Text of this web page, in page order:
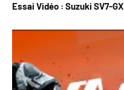
Essai Vidéo : Suzuki SV7-GX